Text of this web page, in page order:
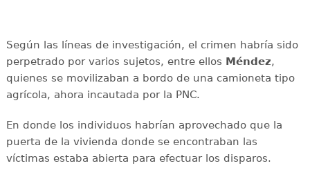
Según las líneas de investigación, el crimen habría sido
perpetrado por varios sujetos, entre ellos Méndez,
quienes se movilizaban a bordo de una camioneta tipo
agrícola, ahora incautada por la PNC.
En donde los individuos habrían aprovechado que la
puerta de la vivienda donde se encontraban las
víctimas estaba abierta para efectuar los disparos.